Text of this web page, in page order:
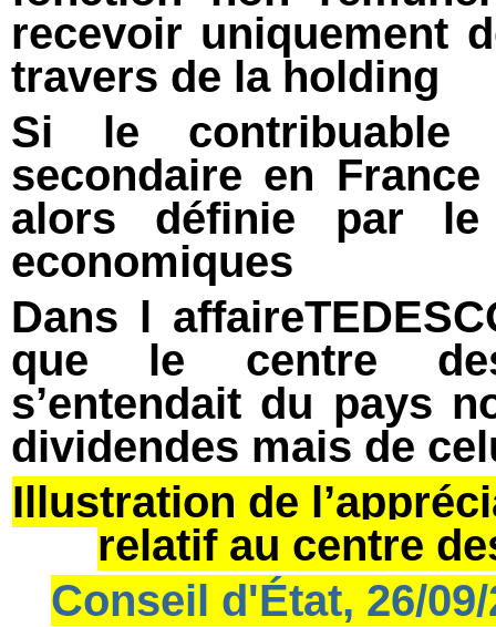
recevoir uniquement
travers de la holding
Si le contribuable
secondaire en
alors définie par
economiques
Dans l
que le centre
s’entendait du pays
dividendes mais de
Illustration de
relatif au centre
Conseil d'État, 26/